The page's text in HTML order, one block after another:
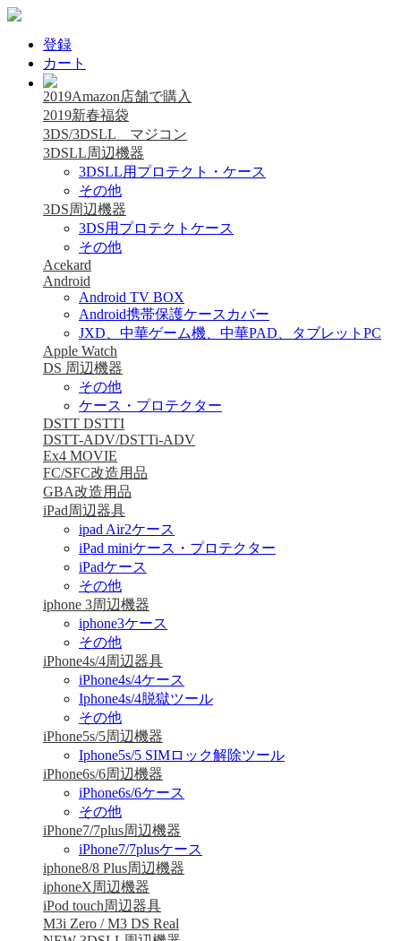
登録
カート
2019Amazon店舗で購入
2019新春福袋
3DS/3DSLL マジコン
3DSLL周辺機器
3DSLL用プロテクト・ケース
その他
3DS周辺機器
3DS用プロテクトケース
その他
Acekard
Android
Android TV BOX
Android携帯保護ケースカバー
JXD、中華ゲーム機、中華PAD、タブレットPC
Apple Watch
DS 周辺機器
その他
ケース・プロテクター
DSTT DSTTI
DSTT-ADV/DSTTi-ADV
Ex4 MOVIE
FC/SFC改造用品
GBA改造用品
iPad周辺器具
ipad Air2ケース
iPad miniケース・プロテクター
iPadケース
その他
iphone 3周辺機器
iphone3ケース
その他
iPhone4s/4周辺器具
iPhone4s/4ケース
Iphone4s/4脱獄ツール
その他
iPhone5s/5周辺機器
Iphone5s/5 SIMロック解除ツール
iPhone6s/6周辺機器
iPhone6s/6ケース
その他
iPhone7/7plus周辺機器
iPhone7/7plusケース
iphone8/8 Plus周辺機器
iphoneX周辺機器
iPod touch周辺器具
M3i Zero / M3 DS Real